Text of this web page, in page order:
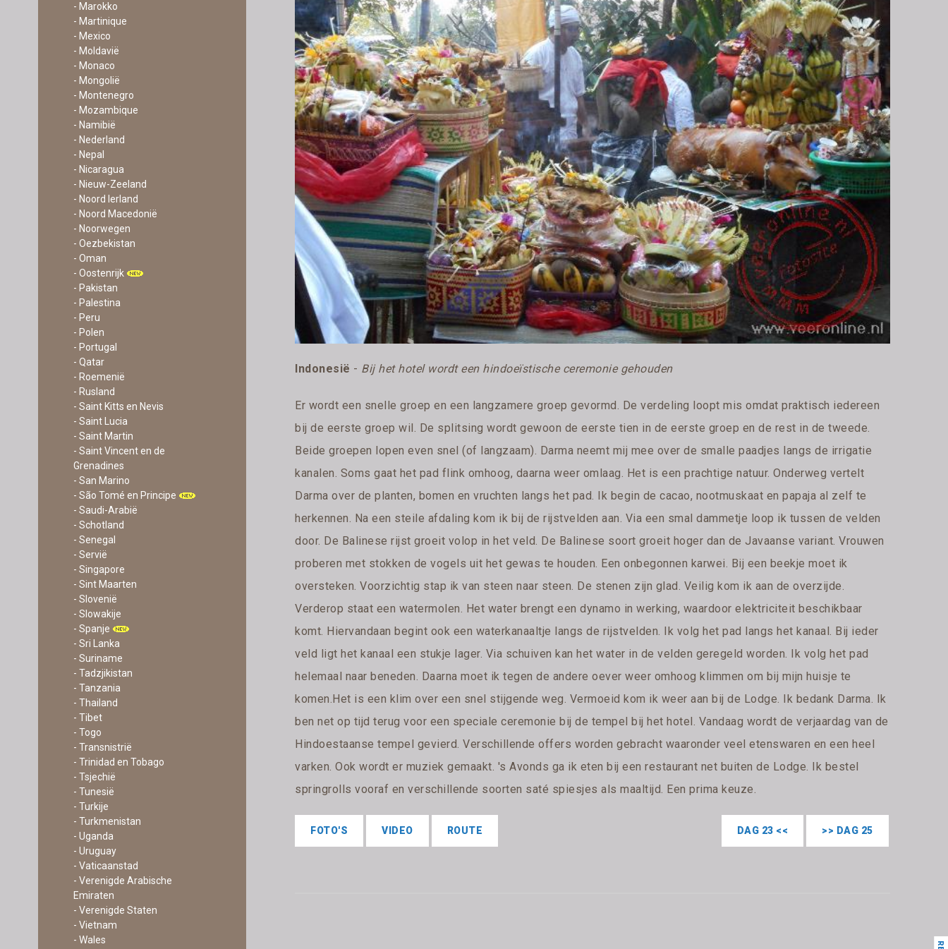
- Marokko
- Martinique
- Mexico
- Moldavië
- Monaco
- Mongolië
- Montenegro
- Mozambique
- Namibië
- Nederland
- Nepal
- Nicaragua
- Nieuw-Zeeland
- Noord Ierland
- Noord Macedonië
- Noorwegen
- Oezbekistan
- Oman
- Oostenrijk
- Pakistan
- Palestina
- Peru
- Polen
- Portugal
- Qatar
- Roemenië
- Rusland
- Saint Kitts en Nevis
- Saint Lucia
- Saint Martin
- Saint Vincent en de
Grenadines
- San Marino
- São Tomé en Principe
- Saudi-Arabië
- Schotland
- Senegal
- Servië
- Singapore
- Sint Maarten
- Slovenië
- Slowakije
- Spanje
- Sri Lanka
- Suriname
- Tadzjikistan
- Tanzania
- Thailand
- Tibet
- Togo
- Transnistrië
- Trinidad en Tobago
- Tsjechië
- Tunesië
- Turkije
- Turkmenistan
- Uganda
- Uruguay
- Vaticaanstad
- Verenigde Arabische
Emiraten
- Verenigde Staten
- Vietnam
- Wales
Indonesië - Bij het hotel wordt een hindoeïstische ceremonie gehouden
Er wordt een snelle groep en een langzamere groep gevormd. De verdeling loopt mis omdat praktisch iedereen
bij de eerste groep wil. De splitsing wordt gewoon de eerste tien in de eerste groep en de rest in de tweede.
Beide groepen lopen even snel (of langzaam). Darma neemt mij mee over de smalle paadjes langs de irrigatie
kanalen. Soms gaat het pad flink omhoog, daarna weer omlaag. Het is een prachtige natuur. Onderweg vertelt
Darma over de planten, bomen en vruchten langs het pad. Ik begin de cacao, nootmuskaat en papaja al zelf te
herkennen. Na een steile afdaling kom ik bij de rijstvelden aan. Via een smal dammetje loop ik tussen de velden
door. De Balinese rijst groeit volop in het veld. De Balinese soort groeit hoger dan de Javaanse variant. Vrouwen
proberen met stokken de vogels uit het gewas te houden. Een onbegonnen karwei. Bij een beekje moet ik
oversteken. Voorzichtig stap ik van steen naar steen. De stenen zijn glad. Veilig kom ik aan de overzijde.
Verderop staat een watermolen. Het water brengt een dynamo in werking, waardoor elektriciteit beschikbaar
komt. Hiervandaan begint ook een waterkanaaltje langs de rijstvelden. Ik volg het pad langs het kanaal. Bij ieder
veld ligt het kanaal een stukje lager. Via schuiven kan het water in de velden geregeld worden. Ik volg het pad
helemaal naar beneden. Daarna moet ik tegen de andere oever weer omhoog klimmen om bij mijn huisje te
komen.Het is een klim over een snel stijgende weg. Vermoeid kom ik weer aan bij de Lodge. Ik bedank Darma. Ik
ben net op tijd terug voor een speciale ceremonie bij de tempel bij het hotel. Vandaag wordt de verjaardag van de
Hindoestaanse tempel gevierd. Verschillende offers worden gebracht waaronder veel etenswaren en een heel
varken. Ook wordt er muziek gemaakt. 's Avonds ga ik eten bij een restaurant net buiten de Lodge. Ik bestel
springrolls vooraf en verschillende soorten saté spiesjes als maaltijd. Een prima keuze.
>> DAG 25
DAG 23 <<
FOTO'S VIDEO ROUTE